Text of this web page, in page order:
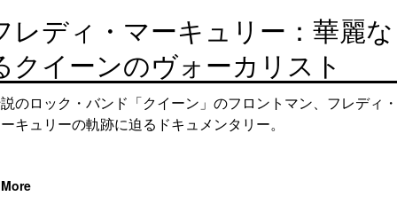
レディ・マーキュリー：華麗な
クイーンのヴォーカリスト
のロック・バンド「クイーン」のフロントマン、フレディ・
キュリーの軌跡に迫るドキュメンタリー。
More